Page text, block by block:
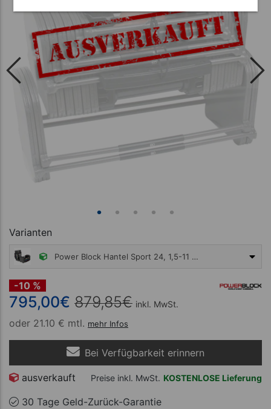
Varianten
Power Block Hantel Sport 24, 1,5-11 kg, Paar
-10 %
795,00€ 879,85€ inkl. MwSt.
oder 21.10 € mtl. mehr Infos
Bei Verfügbarkeit erinnern
ausverkauft Preise inkl. MwSt. KOSTENLOSE Lieferung
30 Tage Geld-Zurück-Garantie